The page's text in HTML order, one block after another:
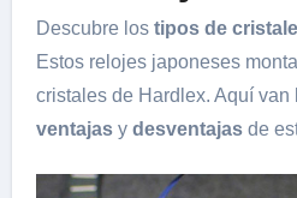
Descubre los tipos de
Estos relojes japoneses
cristales de Hardlex. Aquí van
ventajasy desventajasde